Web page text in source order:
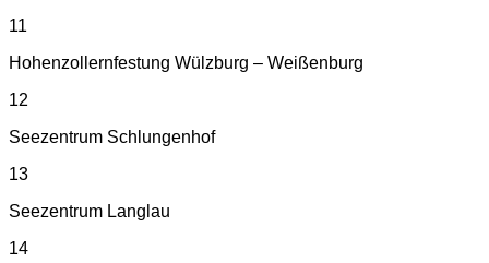
11
Hohenzollernfestung Wülzburg – Weißenburg
12
Seezentrum Schlungenhof
13
Seezentrum Langlau
14